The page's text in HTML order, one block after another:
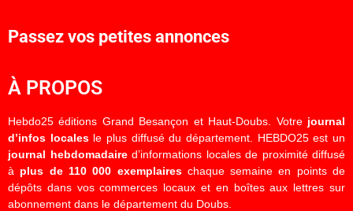
Passez vos petites annonces
À PROPOS
Hebdo25 éditions Grand Besançon et Haut-Doubs. Votre journal
d’infos localesle plus diffusé du département. HEBDO25 est un
journal hebdomadaired’informations locales de proximité diffusé
à plus de 110 000 exemplaireschaque semaine en points de
dépôts dans vos commerces locaux et en boîtes aux lettres sur
abonnement dans le département du Doubs.